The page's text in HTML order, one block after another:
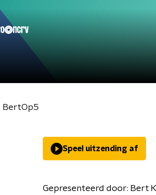
BertOp5
Speel uitzending af
Gepresenteerd door: Bert